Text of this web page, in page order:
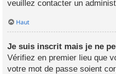
veuillez contacter un
Haut
Je suis inscrit mais je ne
Vérifiez en premier lieu que
votre mot de passe soient